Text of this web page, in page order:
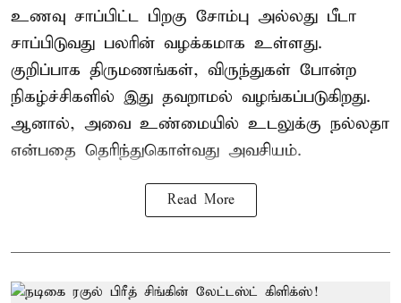
உணவு சாப்பிட்ட பிறகு சோம்பு அல்லது பீடா
சாப்பிடுவது பலரின் வழக்கமாக உள்ளது.
குறிப்பாக திருமணங்கள், விருந்துகள் போன்ற
நிகழ்ச்சிகளில் இது தவறாமல் வழங்கப்படுகிறது.
ஆனால், அவை உண்மையில் உடலுக்கு நல்லதா
என்பதை தெரிந்துகொள்வது அவசியம்.
Read More